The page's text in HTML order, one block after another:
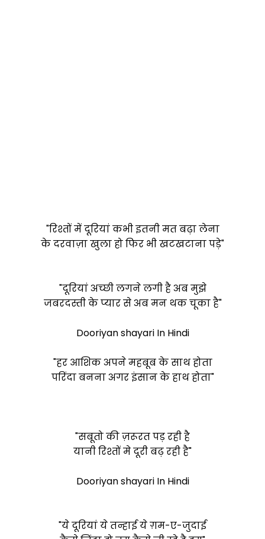
"रिश्तों में दूरियां कभी इतनी मत बढ़ा लेना
के दरवाज़ा खुला हो फिर भी खटखटाना पड़े"
"दूरियां अच्छी लगने लगी है अब मुझे
जबरदस्ती के प्यार से अब मन थक चूका है"
Dooriyan shayari In Hindi
"हर आशिक अपने महबूब के साथ होता
परिंदा बनना अगर इंसान के हाथ होता"
"सबूतो की ज़रूरत पड़ रही है
यानी रिश्तों मे दूरी बढ़ रही है"
Dooriyan shayari In Hindi
"ये दूरियां ये तन्हाई ये ग़म-ए-जुदाई